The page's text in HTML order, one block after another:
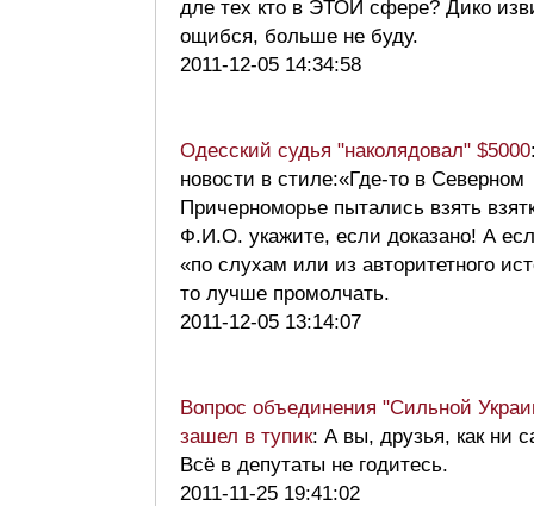
дле тех кто в ЭТОЙ сфере? Дико
ощибся, больше не буду.
2011-12-05 14:34:58
Одесский судья "наколядовал" $5000
новости в стиле:«Где-то в Северном
Причерноморье пытались взять
Ф.И.О. укажите, если доказано! А
«по слухам или из авторитетного
то лучше промолчать.
2011-12-05 13:14:07
Вопрос объединения "Сильной
зашел в тупик: А вы, друзья, как ни
Всё в депутаты не годитесь.
2011-11-25 19:41:02